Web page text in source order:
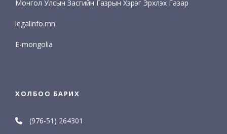
Монгол Улсын Засгийн Газрын Хэрэг Эрхлэх Газар
legalinfo.mn
E-mongolia
ХОЛБОО БАРИХ
(976-51) 264301